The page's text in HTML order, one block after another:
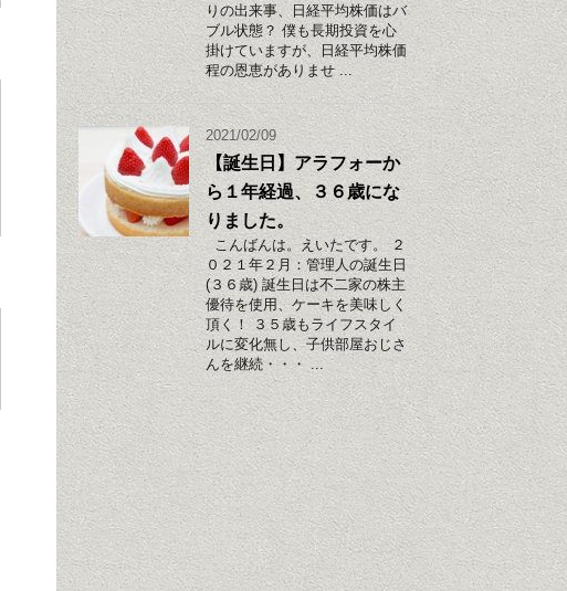
りの出来事、日経平均株価はバ
ブル状態？ 僕も長期投資を心
掛けていますが、日経平均株価
程の恩恵がありませ ...
2021/02/09
【誕生日】アラフォーか
ら１年経過、３６歳にな
りました。
こんばんは。えいたです。 ２
０２１年２月：管理人の誕生日
(３６歳) 誕生日は不二家の株主
優待を使用、ケーキを美味しく
頂く！ ３５歳もライフスタイ
ルに変化無し、子供部屋おじさ
んを継続・・・ ...